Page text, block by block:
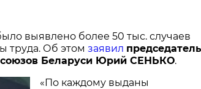
выявлено более 50 тыс. случаев
труда. Об этом заявил председатель
Беларуси Юрий СЕНЬКО.
«По каждому выданы